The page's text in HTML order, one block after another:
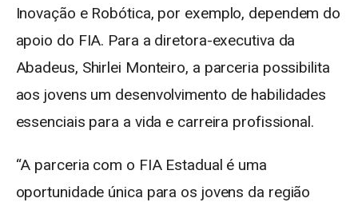
Inovação e Robótica, por exemplo, dependem do
apoio do FIA. Para a diretora-executiva da
Abadeus, Shirlei Monteiro, a parceria possibilita
aos jovens um desenvolvimento de habilidades
essenciais para a vida e carreira profissional.
“A parceria com o FIA Estadual é uma
oportunidade única para os jovens da região